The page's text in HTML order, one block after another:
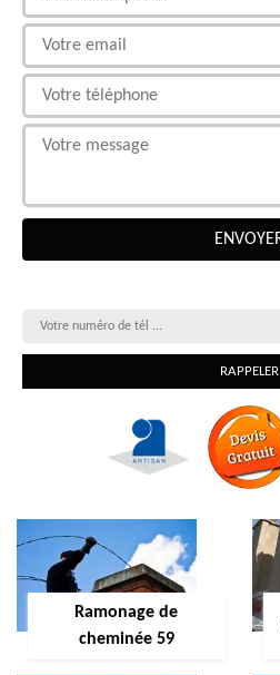
Ramonage de
cheminée 59